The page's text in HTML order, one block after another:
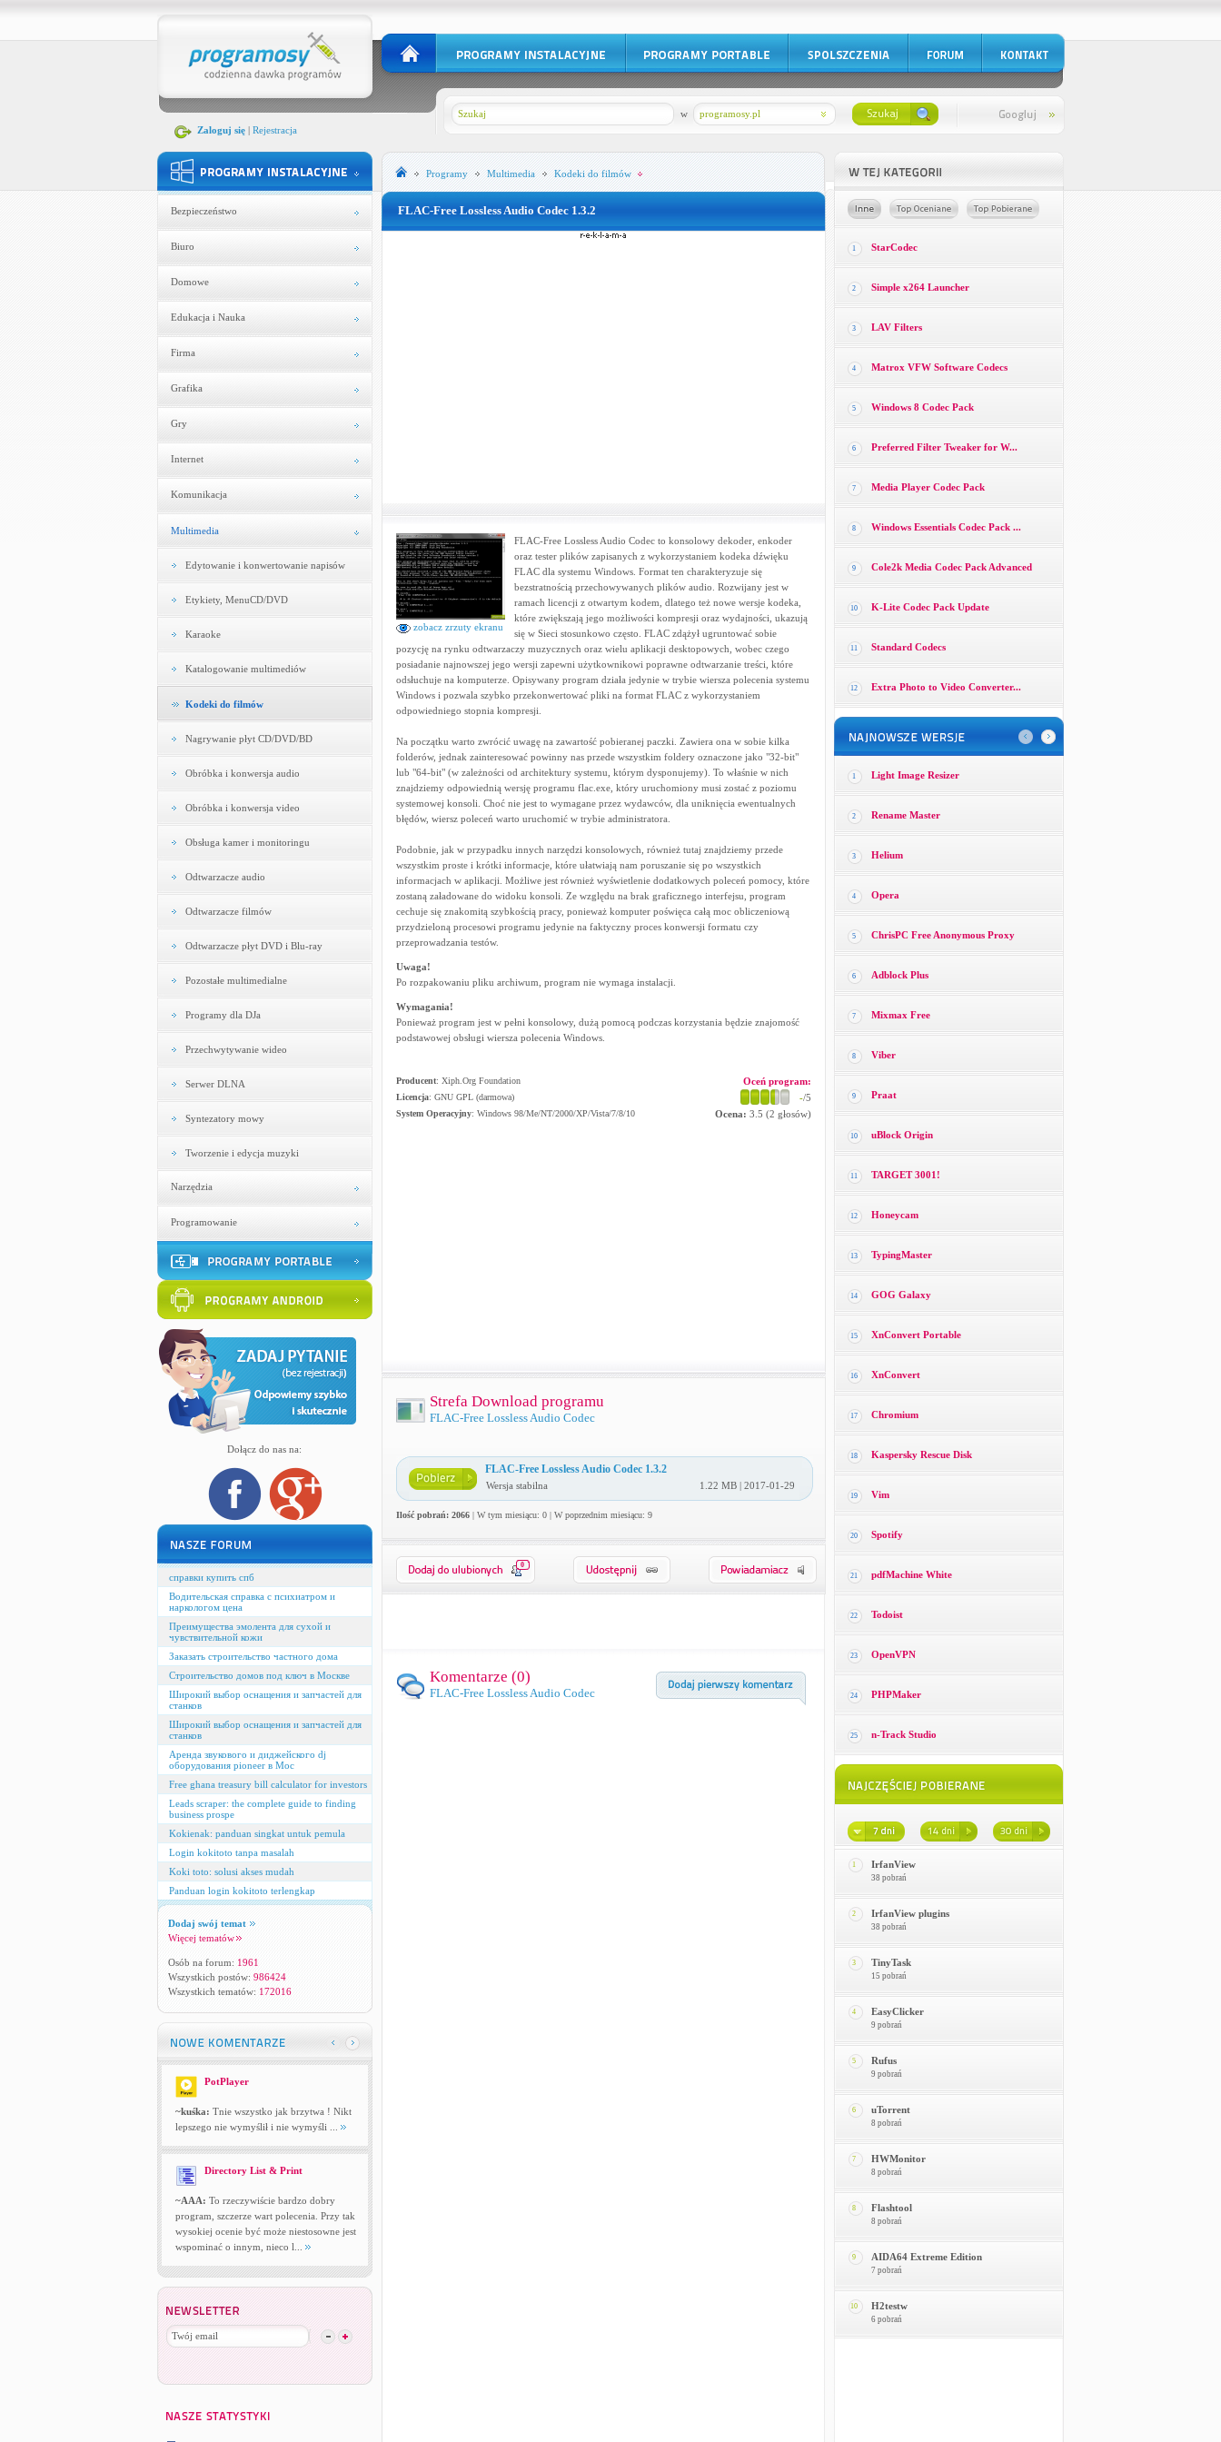
Zaloguj się| Rejestracja
programosy.pl
w
Bezpieczeństwo
Biuro
Domowe
Edukacja i Nauka
Firma
Grafika
Gry
Internet
Komunikacja
Multimedia
Edytowanie i konwertowanie napisów
Etykiety, MenuCD/DVD
Karaoke
Katalogowanie multimediów
Kodeki do filmów
Nagrywanie płyt CD/DVD/BD
Obróbka i konwersja audio
Obróbka i konwersja video
Obsługa kamer i monitoringu
Odtwarzacze audio
Odtwarzacze filmów
Odtwarzacze płyt DVD i Blu-ray
Pozostałe multimedialne
Programy dla DJa
Przechwytywanie wideo
Serwer DLNA
Syntezatory mowy
Tworzenie i edycja muzyki
Narzędzia
Programowanie
Dołącz do nas na:
справки купить спб
Водительская справка с психиатром и
наркологом цена
Преимущества эмолента для сухой и
чувствительной кожи
Заказать строительство частного дома
Строительство домов под ключ в Москве
Широкий выбор оснащения и запчастей для
станков
Широкий выбор оснащения и запчастей для
станков
Аренда звукового и диджейского dj
оборудования pioneer в Мос
Free ghana treasury bill calculator for investors
Leads scraper: the complete guide to finding
business prospe
Kokienak: panduan singkat untuk pemula
Login kokitoto tanpa masalah
Koki toto: solusi akses mudah
Panduan login kokitoto terlengkap
Dodaj swój temat
Więcej tematów
Osób na forum: 1961
Wszystkich postów: 986424
Wszystkich tematów: 172016
PotPlayer
~kuśka: Tnie wszystko jak brzytwa ! Nikt
lepszego nie wymyślił i nie wymyśli ...
Directory List & Print
~AAA: To rzeczywiście bardzo dobry
program, szczerze wart polecenia. Przy tak
wysokiej ocenie być może niestosowne jest
wspominać o innym, nieco l...
Programy Multimedia Kodeki do filmów
FLAC-Free Lossless Audio Codec 1.3.2
zobacz zrzuty ekranu
FLAC-Free Lossless Audio Codec to konsolowy dekoder, enkoder
oraz tester plików zapisanych z wykorzystaniem kodeka dźwięku
FLAC dla systemu Windows. Format ten charakteryzuje się
bezstratnością przechowywanych plików audio. Rozwijany jest w
ramach licencji z otwartym kodem, dlatego też nowe wersje kodeka,
które zwiększają jego możliwości kompresji oraz wydajności, ukazują
się w Sieci stosunkowo często. FLAC zdążył ugruntować sobie
pozycję na rynku odtwarzaczy muzycznych oraz wielu aplikacji desktopowych, wobec czego
posiadanie najnowszej jego wersji zapewni użytkownikowi poprawne odtwarzanie treści, które
odsłuchuje na komputerze. Opisywany program działa jedynie w trybie wiersza polecenia systemu
Windows i pozwala szybko przekonwertować pliki na format FLAC z wykorzystaniem
odpowiedniego stopnia kompresji.
Na początku warto zwrócić uwagę na zawartość pobieranej paczki. Zawiera ona w sobie kilka
folderów, jednak zainteresować powinny nas przede wszystkim foldery oznaczone jako "32-bit"
lub "64-bit" (w zależności od architektury systemu, którym dysponujemy). To właśnie w nich
znajdziemy odpowiednią wersję programu flac.exe, który uruchomiony musi zostać z poziomu
systemowej konsoli. Choć nie jest to wymagane przez wydawców, dla uniknięcia ewentualnych
błędów, wiersz poleceń warto uruchomić w trybie administratora.
Podobnie, jak w przypadku innych narzędzi konsolowych, również tutaj znajdziemy przede
wszystkim proste i krótki informacje, które ułatwiają nam poruszanie się po wszystkich
informacjach w aplikacji. Możliwe jest również wyświetlenie dodatkowych poleceń pomocy, które
zostaną załadowane do widoku konsoli. Ze względu na brak graficznego interfejsu, program
cechuje się znakomitą szybkością pracy, ponieważ komputer poświęca całą moc obliczeniową
przydzieloną procesowi programu jedynie na faktyczny proces konwersji formatu czy
przeprowadzania testów.
Uwaga!
Po rozpakowaniu pliku archiwum, program nie wymaga instalacji.
Wymagania!
Ponieważ program jest w pełni konsolowy, dużą pomocą podczas korzystania będzie znajomość
podstawowej obsługi wiersza polecenia Windows.
Producent: Xiph.Org Foundation
Licencja: GNU GPL (darmowa)
System Operacyjny: Windows 98/Me/NT/2000/XP/Vista/7/8/10
Oceń program:
-/5
Ocena: 3.5 (2 głosów)
Strefa Download programu
FLAC-Free Lossless Audio Codec
FLAC-Free Lossless Audio Codec 1.3.2
Wersja stabilna 1.22 MB | 2017-01-29
Ilość pobrań: 2066| W tym miesiącu: 0 | W poprzednim miesiącu: 9
0
Komentarze (0)
FLAC-Free Lossless Audio Codec
1 StarCodec
2 Simple x264 Launcher
3 LAV Filters
4 Matrox VFW Software Codecs
5 Windows 8 Codec Pack
6 Preferred Filter Tweaker for W...
7 Media Player Codec Pack
8 Windows Essentials Codec Pack ...
9 Cole2k Media Codec Pack Advanced
10 K-Lite Codec Pack Update
11 Standard Codecs
12 Extra Photo to Video Converter...
1 Light Image Resizer
2 Rename Master
3 Helium
4 Opera
5 ChrisPC Free Anonymous Proxy
6 Adblock Plus
7 Mixmax Free
8 Viber
9 Praat
10 uBlock Origin
11 TARGET 3001!
12 Honeycam
13 TypingMaster
14 GOG Galaxy
15 XnConvert Portable
16 XnConvert
17 Chromium
18 Kaspersky Rescue Disk
19 Vim
20 Spotify
21 pdfMachine White
22 Todoist
23 OpenVPN
24 PHPMaker
25 n-Track Studio
1 IrfanView
38 pobrań
2 IrfanView plugins
38 pobrań
3 TinyTask
15 pobrań
4 EasyClicker
9 pobrań
5 Rufus
9 pobrań
6 uTorrent
8 pobrań
7 HWMonitor
8 pobrań
8 Flashtool
8 pobrań
9 AIDA64 Extreme Edition
7 pobrań
10 H2testw
6 pobrań